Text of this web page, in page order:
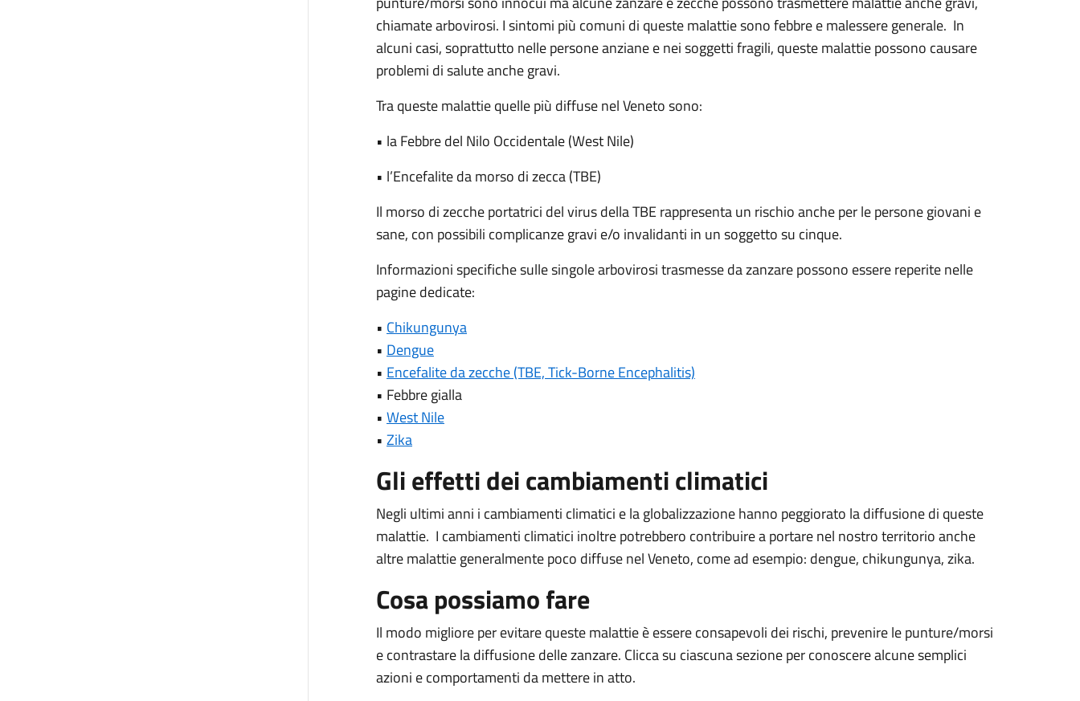
chiamate arbovirosi. I sintomi più comuni di queste malattie sono febbre e malessere generale. In
alcuni casi, soprattutto nelle persone anziane e nei soggetti fragili, queste malattie possono causare
problemi di salute anche gravi.
Tra queste malattie quelle più diffuse nel Veneto sono:
• la Febbre del Nilo Occidentale (West Nile)
• l’Encefalite da morso di zecca (TBE)
Il morso di zecche portatrici del virus della TBE rappresenta un rischio anche per le persone giovani e
sane, con possibili complicanze gravi e/o invalidanti in un soggetto su cinque.
Informazioni specifiche sulle singole arbovirosi trasmesse da zanzare possono essere reperite nelle
pagine dedicate:
• Chikungunya
• Dengue
• Encefalite da zecche (TBE, Tick-Borne Encephalitis)
• Febbre gialla
• West Nile
• Zika
Gli effetti dei cambiamenti climatici
Negli ultimi anni i cambiamenti climatici e la globalizzazione hanno peggiorato la diffusione di queste
malattie. I cambiamenti climatici inoltre potrebbero contribuire a portare nel nostro territorio anche
altre malattie generalmente poco diffuse nel Veneto, come ad esempio: dengue, chikungunya, zika.
Cosa possiamo fare
Il modo migliore per evitare queste malattie è essere consapevoli dei rischi, prevenire le punture/morsi
e contrastare la diffusione delle zanzare. Clicca su ciascuna sezione per conoscere alcune semplici
azioni e comportamenti da mettere in atto.